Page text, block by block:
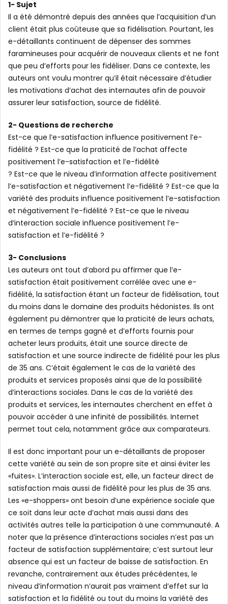
1- Sujet
Il a été démontré depuis des années que l’acquisition d’un
client était plus coûteuse que sa fidélisation. Pourtant, les
e-détaillants continuent de dépenser des sommes
faramineuses pour acquérir de nouveaux clients et ne font
que peu d’efforts pour les fidéliser. Dans ce contexte, les
auteurs ont voulu montrer qu’il était nécessaire d’étudier
les motivations d’achat des internautes afin de pouvoir
assurer leur satisfaction, source de fidélité.
2- Questions de recherche
Est-ce que l’e-satisfaction influence positivement l’e-
fidélité ? Est-ce que la praticité de l’achat affecte
positivement l’e-satisfaction et l’e-fidélité
? Est-ce que le niveau d’information affecte positivement
l’e-satisfaction et négativement l’e-fidélité ? Est-ce que la
variété des produits influence positivement l’e-satisfaction
et négativement l’e-fidélité ? Est-ce que le niveau
d’interaction sociale influence positivement l’e-
satisfaction et l’e-fidélité ?
3- Conclusions
Les auteurs ont tout d’abord pu affirmer que l’e-
satisfaction était positivement corrélée avec une e-
fidélité, la satisfaction étant un facteur de fidélisation, tout
du moins dans le domaine des produits hédonistes. Ils ont
également pu démontrer que la praticité de leurs achats,
en termes de temps gagné et d’efforts fournis pour
acheter leurs produits, était une source directe de
satisfaction et une source indirecte de fidélité pour les plus
de 35 ans. C’était également le cas de la variété des
produits et services proposés ainsi que de la possibilité
d’interactions sociales. Dans le cas de la variété des
produits et services, les internautes cherchent en effet à
pouvoir accéder à une infinité de possibilités. Internet
permet tout cela, notamment grâce aux comparateurs.
Il est donc important pour un e-détaillants de proposer
cette variété au sein de son propre site et ainsi éviter les
«fuites». L’interaction sociale est, elle, un facteur direct de
satisfaction mais aussi de fidélité pour les plus de 35 ans.
Les «e-shoppers» ont besoin d’une expérience sociale que
ce soit dans leur acte d’achat mais aussi dans des
activités autres telle la participation à une communauté. A
noter que la présence d’interactions sociales n’est pas un
facteur de satisfaction supplémentaire; c’est surtout leur
absence qui est un facteur de baisse de satisfaction. En
revanche, contrairement aux études précédentes, le
niveau d’information n’aurait pas vraiment d’effet sur la
satisfaction et la fidélité ou tout du moins la variété des